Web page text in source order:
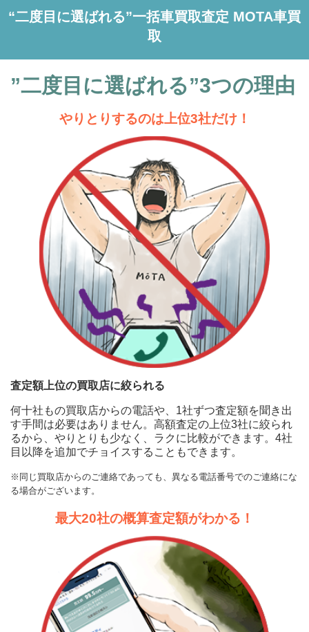
“二度目に選ばれる”一括車買取査定 MOTA車買
取
”二度目に選ばれる”3つの理由
やりとりするのは上位3社だけ！
査定額上位の買取店に絞られる
何十社もの買取店からの電話や、1社ずつ査定額を聞き出
す手間は必要はありません。高額査定の上位3社に絞られ
るから、やりとりも少なく、ラクに比較ができます。4社
目以降を追加でチョイスすることもできます。
※同じ買取店からのご連絡であっても、異なる電話番号でのご連絡にな
る場合がございます。
最大20社の概算査定額がわかる！